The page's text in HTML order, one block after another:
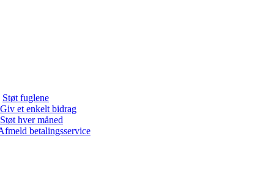
Støt fuglene
Giv et enkelt bidrag
Støt hver måned
betalingsservice